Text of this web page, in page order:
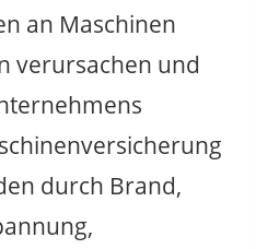
an Maschinen
verursachen und
durch Brand,